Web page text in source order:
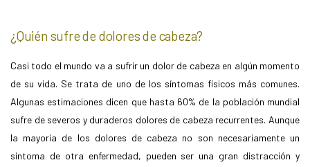
¿Quién sufre de dolores de cabeza?
Casi todo el mundo va a sufrir un dolor de cabeza en algún momento
de su vida. Se trata de uno de los síntomas físicos más comunes.
Algunas estimaciones dicen que hasta 60% de la población mundial
sufre de severos y duraderos dolores de cabeza recurrentes. Aunque
la mayoría de los dolores de cabeza no son necesariamente un
síntoma de otra enfermedad, pueden ser una gran distracción y